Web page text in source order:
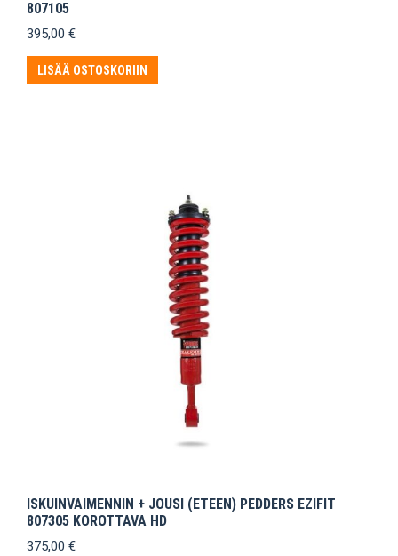
807105
395,00 €
LISÄÄ OSTOSKORIIN
ISKUINVAIMENNIN + JOUSI (ETEEN) PEDDERS EZIFIT
807305 KOROTTAVA HD
375,00 €